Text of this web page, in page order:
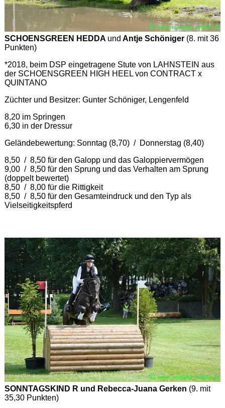
SCHOENSGREEN HEDDA und Antje Schöniger(8. mit 36
Punkten)
*2018, beim DSP eingetragene Stute von LAHNSTEIN aus
der SCHOENSGREEN HIGH HEEL von CONTRACT x
QUINTANO
Züchter und Besitzer: Gunter Schöniger, Lengenfeld
8,20 im Springen
6,30 in der Dressur
Geländebewertung: Sonntag (8,70) / Donnerstag (8,40)
8,50 / 8,50 für den Galopp und das Galoppiervermögen
9,00 / 8,50 für den Sprung und das Verhalten am Sprung
(doppelt bewertet)
8,50 / 8,00 für die Rittigkeit
8,50 / 8,50 für den Gesamteindruck und den Typ als
Vielseitigkeitspferd
SONNTAGSKIND R und Rebecca-Juana Gerken (9. mit
35,30 Punkten)